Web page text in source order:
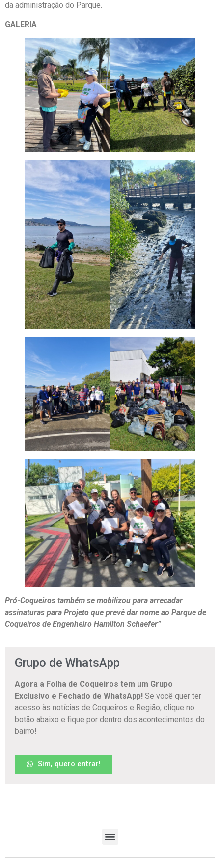
da administração do Parque.
GALERIA
Pró-Coqueiros também se mobilizou para arrecadar
assinaturas para Projeto que prevê dar nome ao Parque de
Coqueiros de Engenheiro Hamilton Schaefer”
Grupo de WhatsApp
Agora a Folha de Coqueiros tem um Grupo
Exclusivo e Fechado de WhatsApp! Se você quer ter
acesso às notícias de Coqueiros e Região, clique no
botão abaixo e fique por dentro dos acontecimentos do
bairro!
Sim, quero entrar!